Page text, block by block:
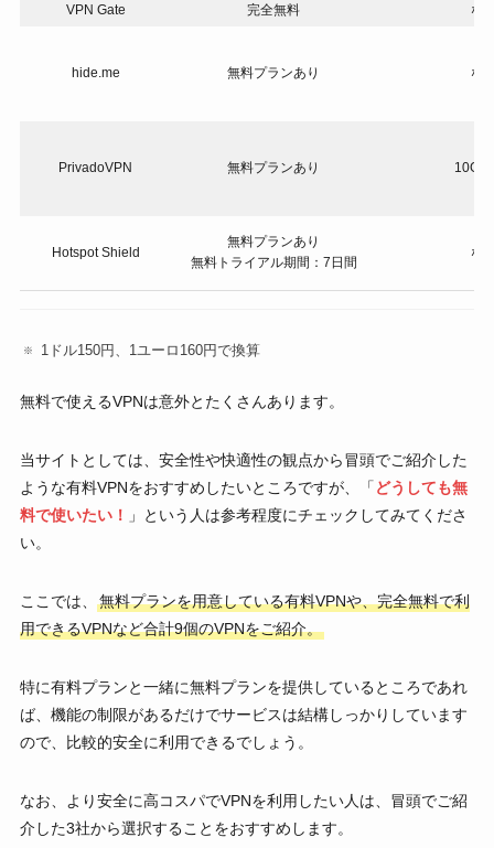
VPN Gate 完全無料 な
hide.me 無料プランあり な
PrivadoVPN 無料プランあり 10GB
Hotspot Shield
無料プランあり
無料トライアル期間：7日間
な
1ドル150円、1ユーロ160円で換算
無料で使えるVPNは意外とたくさんあります。
当サイトとしては、安全性や快適性の観点から冒頭でご紹介した
ような有料VPNをおすすめしたいところですが、「 どうしても無
料で使いたい！
」という人は参考程度にチェックしてみてくださ
い。
ここでは、
無料プランを用意している有料VPNや、完全無料で利
用できるVPNなど合計9個のVPNをご紹介。
特に有料プランと一緒に無料プランを提供しているところであれ
ば、機能の制限があるだけでサービスは結構しっかりしています
ので、比較的安全に利用できるでしょう。
なお、より安全に高コスパでVPNを利用したい人は、冒頭でご紹
介した3社から選択することをおすすめします。